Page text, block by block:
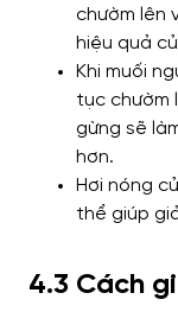
chườm lên
hiệu quả
Khi muối
tục chườm
gừng sẽ
hơn.
Hơi nóng
thể giúp
4.3 Cách